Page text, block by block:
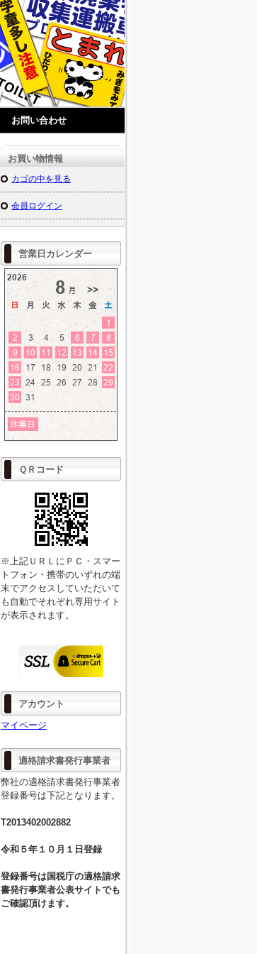
お問い合わせ
お買い物情報
カゴの中を見る
会員ログイン
営業日カレンダー
ＱＲコード
※上記ＵＲＬにＰＣ・スマー
トフォン・携帯のいずれの端
末でアクセスしていただいて
も自動でそれぞれ専用サイト
が表示されます。
アカウント
マイページ
適格請求書発行事業者
弊社の適格請求書発行事業者
登録番号は下記となります。
T2013402002882
令和５年１０月１日登録
登録番号は国税庁の適格請求
書発行事業者公表サイトでも
ご確認頂けます。